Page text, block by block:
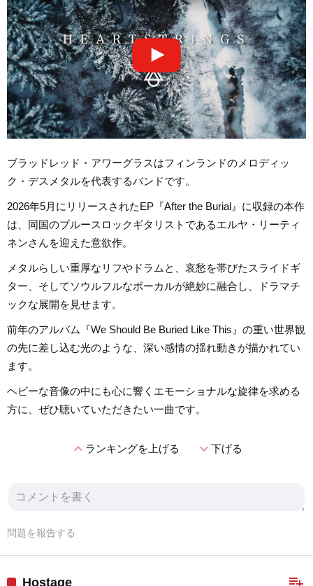
ブラッドレッド・アワーグラスはフィンランドのメロディッ
ク・デスメタルを代表するバンドです。
2026年5月にリリースされたEP『After the Burial』に収録の本作
は、同国のブルースロックギタリストであるエルヤ・リーティ
ネンさんを迎えた意欲作。
メタルらしい重厚なリフやドラムと、哀愁を帯びたスライドギ
ター、そしてソウルフルなボーカルが絶妙に融合し、ドラマチ
ックな展開を見せます。
前年のアルバム『We Should Be Buried Like This』の重い世界観
の先に差し込む光のような、深い感情の揺れ動きが描かれてい
ます。
ヘビーな音像の中にも心に響くエモーショナルな旋律を求める
方に、ぜひ聴いていただきたい一曲です。
expand_lessランキングを上げる expand_more下げる
問題を報告する
playlist_add
Hostage